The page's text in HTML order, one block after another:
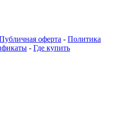
оферта - Политика
- Где купить